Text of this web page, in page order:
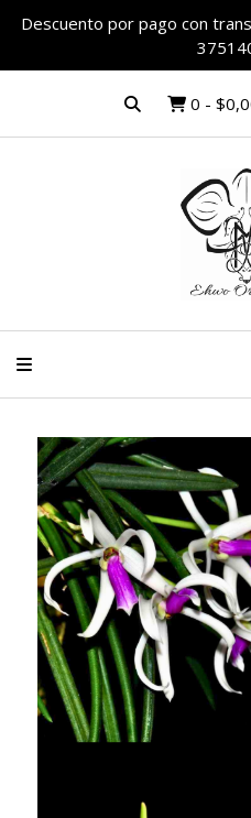
Descuento por pago con
0 -